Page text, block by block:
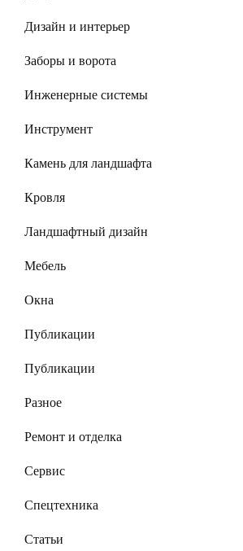
Дизайн и интерьер
Заборы и ворота
Инженерные системы
Инструмент
Камень для ландшафта
Кровля
Ландшафтный дизайн
Мебель
Окна
Публикации
Публикации
Разное
Ремонт и отделка
Сервис
Спецтехника
Статьи